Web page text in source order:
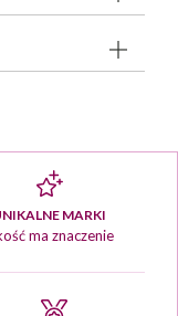
MARKI
ma znaczenie